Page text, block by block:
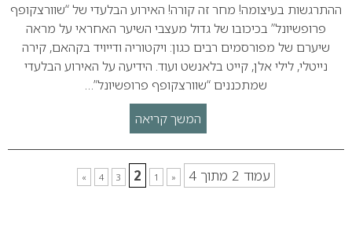
ההתרגשות בעיצומה! מחר זה קורה! האירוע הבלעדי של “שוורצקופף
פרופשיונל” בכיכובו של גדול מעצבי השיער האחראי על מראה
שיערם של מפורסמים רבים כגון: ויקטוריה ודייויד בקהאם, קירה
נייטלי, לילי אלן, קייט בלאנשט ועוד. הידיעה על האירוע הבלעדי
שמתכננים “שוורצקופף פרופשיונל”…
המשך קריאה
עמוד 2 מתוך 4 «
1
2
3
4
»